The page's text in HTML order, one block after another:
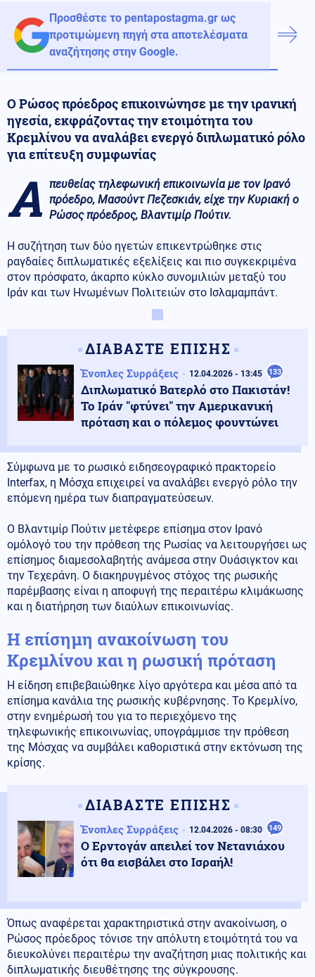
Προσθέστε το pentapostagma.gr ως
προτιμώμενη πηγή στα αποτελέσματα
αναζήτησης στην Google.
Ο Ρώσος πρόεδρος επικοινώνησε με την ιρανική
ηγεσία, εκφράζοντας την ετοιμότητα του
Κρεμλίνου να αναλάβει ενεργό διπλωματικό ρόλο
για επίτευξη συμφωνίας
Α πευθείας τηλεφωνική επικοινωνία με τον Ιρανό
πρόεδρο, Μασούντ Πεζεσκιάν, είχε την Κυριακή ο
Ρώσος πρόεδρος, Βλαντιμίρ Πούτιν.
Η συζήτηση των δύο ηγετών επικεντρώθηκε στις
ραγδαίες διπλωματικές εξελίξεις και πιο συγκεκριμένα
στον πρόσφατο, άκαρπο κύκλο συνομιλιών μεταξύ του
Ιράν και των Ηνωμένων Πολιτειών στο Ισλαμαμπάντ.
ΔΙΑΒΑΣΤΕ ΕΠΙΣΗΣ
Ένοπλες Συρράξεις 12.04.2026 - 13:45 133
Διπλωματικό Βατερλό στο Πακιστάν!
Το Ιράν "φτύνει" την Αμερικανική
πρόταση και ο πόλεμος φουντώνει
Σύμφωνα με το ρωσικό ειδησεογραφικό πρακτορείο
Interfax, η Μόσχα επιχειρεί να αναλάβει ενεργό ρόλο την
επόμενη ημέρα των διαπραγματεύσεων.
Ο Βλαντιμίρ Πούτιν μετέφερε επίσημα στον Ιρανό
ομόλογό του την πρόθεση της Ρωσίας να λειτουργήσει ως
επίσημος διαμεσολαβητής ανάμεσα στην Ουάσιγκτον και
την Τεχεράνη. Ο διακηρυγμένος στόχος της ρωσικής
παρέμβασης είναι η αποφυγή της περαιτέρω κλιμάκωσης
και η διατήρηση των διαύλων επικοινωνίας.
Η επίσημη ανακοίνωση του
Κρεμλίνου και η ρωσική πρόταση
Η είδηση επιβεβαιώθηκε λίγο αργότερα και μέσα από τα
επίσημα κανάλια της ρωσικής κυβέρνησης. Το Κρεμλίνο,
στην ενημέρωσή του για το περιεχόμενο της
τηλεφωνικής επικοινωνίας, υπογράμμισε την πρόθεση
της Μόσχας να συμβάλει καθοριστικά στην εκτόνωση της
κρίσης.
ΔΙΑΒΑΣΤΕ ΕΠΙΣΗΣ
Ένοπλες Συρράξεις 12.04.2026 - 08:30 149
Ο Ερντογάν απειλεί τον Νετανιάχου
ότι θα εισβάλει στο Ισραήλ!
Όπως αναφέρεται χαρακτηριστικά στην ανακοίνωση, ο
Ρώσος πρόεδρος τόνισε την απόλυτη ετοιμότητά του να
διευκολύνει περαιτέρω την αναζήτηση μιας πολιτικής και
διπλωματικής διευθέτησης της σύγκρουσης.